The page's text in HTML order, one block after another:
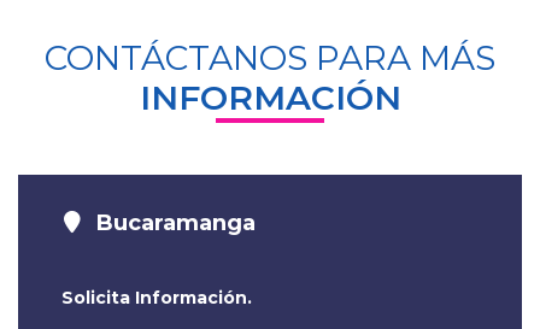
CONTÁCTANOS PARA MÁS
INFORMACIÓN
Bucaramanga
Solicita Información.